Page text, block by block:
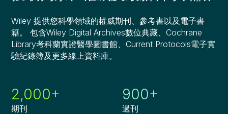
Wiley 提供您科學領域的權威期刊、參考書以及電子書
籍。 包含Wiley Digital Archives數位典藏、Cochrane
Library考科蘭實證醫學圖書館、Current Protocols電子實
驗紀錄簿及更多線上資料庫。
2,000+
期刊
900+
過刊